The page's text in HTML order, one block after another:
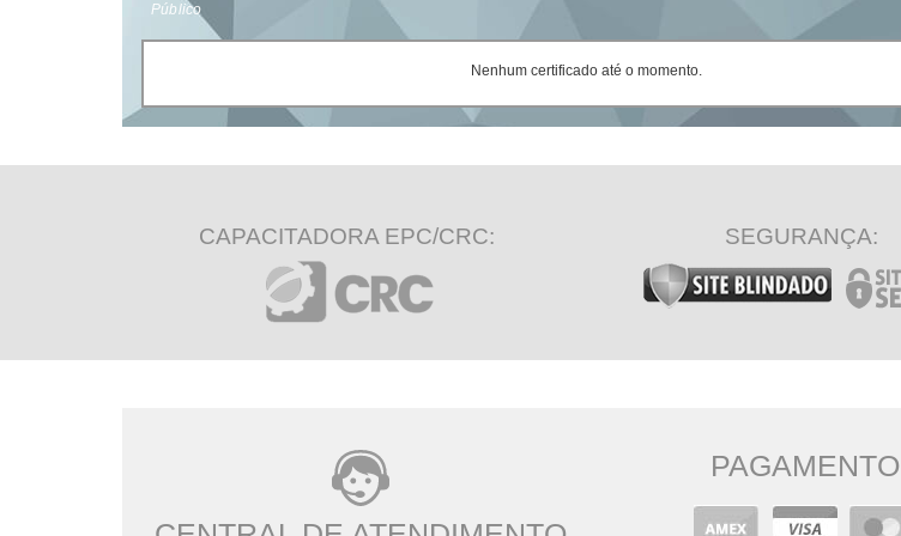
Público
Nenhum certificado até o momento.
CAPACITADORA EPC/CRC: SEGURANÇA:
PAGAMENTO